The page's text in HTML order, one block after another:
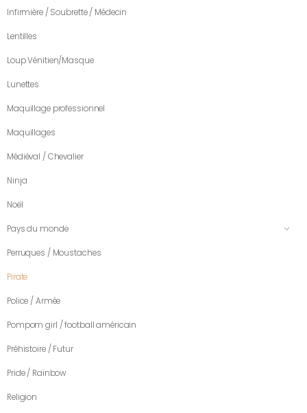
Infirmière / Soubrette / Médecin
Lentilles
Loup Vénitien/Masque
Lunettes
Maquillage professionnel
Maquillages
Médiéval / Chevalier
Ninja
Noël
Pays du monde
Perruques / Moustaches
Pirate
Police / Armée
Pompom girl / football américain
Préhistoire / Futur
Pride / Rainbow
Religion